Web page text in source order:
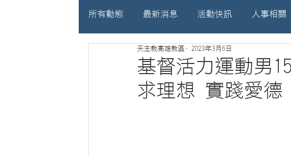
所有動態 最新消息 活動快訊 人事相關
募款相關
基督活力運動男
求理想 實踐愛德
天主教高雄教區 2023年3月6日